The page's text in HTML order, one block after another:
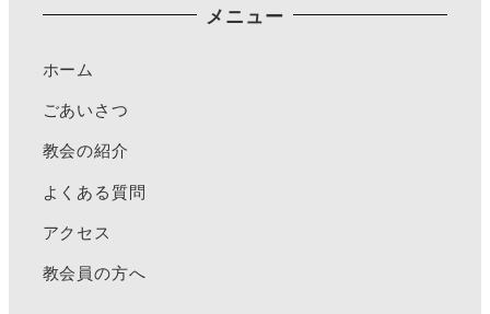
メニュー
ホーム
ごあいさつ
教会の紹介
よくある質問
アクセス
教会員の方へ